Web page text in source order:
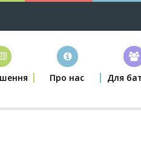
Про нас Для